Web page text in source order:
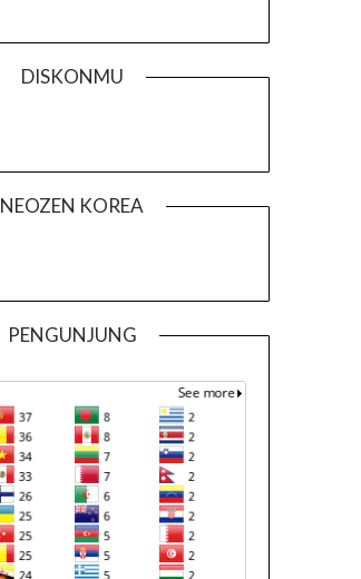
DISKONMU
NEOZEN KOREA
PENGUNJUNG